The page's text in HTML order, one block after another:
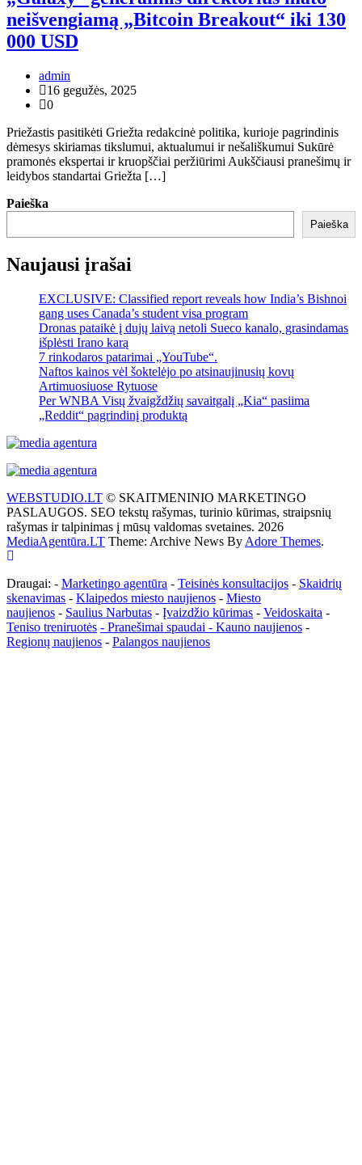
neišvengiamą „Bitcoin Breakout“ iki 130
000 USD
admin
16 gegužės, 2025
0
Priežastis pasitikėti Griežta redakcinė politika, kurioje pagrindinis
dėmesys skiriamas tikslumui, aktualumui ir nešališkumui Sukūrė
pramonės ekspertai ir kruopščiai peržiūrimi Aukščiausi pranešimų ir
leidybos standartai Griežta […]
Paieška
Paieška
Naujausi įrašai
EXCLUSIVE: Classified report reveals how India’s Bishnoi
gang uses Canada’s student visa program
Dronas pataikė į dujų laivą netoli Sueco kanalo, grasindamas
išplėsti Irano karą
7 rinkodaros patarimai „YouTube“.
Naftos kainos vėl šoktelėjo po atsinaujinusių kovų
Artimuosiuose Rytuose
Per WNBA Visų žvaigždžių savaitgalį „Kia“ pasiima
„Reddit“ pagrindinį produktą
WEBSTUDIO.LT © SKAITMENINIO MARKETINGO
PASLAUGOS. SEO tekstų rašymas, turinio kūrimas, straipsnių
rašymas ir talpinimas į mūsų valdomas svetaines. 2026
MediaAgentūra.LT Theme: Archive News By Adore Themes.
Draugai: - Marketingo agentūra - Teisinės konsultacijos - Skaidrių
skenavimas - Klaipedos miesto naujienos - Miesto
naujienos - Saulius Narbutas - Įvaizdžio kūrimas - Veidoskaita -
Teniso treniruotės - Pranešimai spaudai - Kauno naujienos -
Regionų naujienos - Palangos naujienos